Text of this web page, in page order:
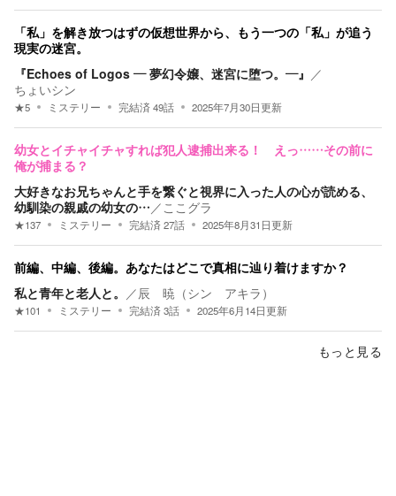
「私」を解き放つはずの仮想世界から、もう一つの「私」が追う
現実の迷宮。
『Echoes of Logos ― 夢幻令嬢、迷宮に堕つ。―』 ／
ちょいシン
★5 ミステリー 完結済49話 2025年7月30日更新
幼女とイチャイチャすれば犯人逮捕出来る！ えっ……その前に
俺が捕まる？
大好きなお兄ちゃんと手を繋ぐと視界に入った人の心が読める、
幼馴染の親戚の幼女の… ／ ここグラ
★137 ミステリー 完結済27話 2025年8月31日更新
前編、中編、後編。あなたはどこで真相に辿り着けますか？
私と青年と老人と。 ／ 辰 暁（シン アキラ）
★101 ミステリー 完結済3話 2025年6月14日更新
もっと見る